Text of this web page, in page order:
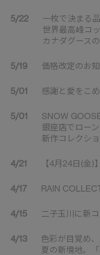
5/22
一枚で決まる品
世界最高峰コ
カナダグース
5/19 価格改定のお
5/01 感謝と愛をこ
5/01
SNOW
銀座店でロー
新作コレクシ
4/21 【4月24日(金
4/17 RAIN
4/15 二子玉川に新
4/13
色彩が目覚め
夏の新境地。